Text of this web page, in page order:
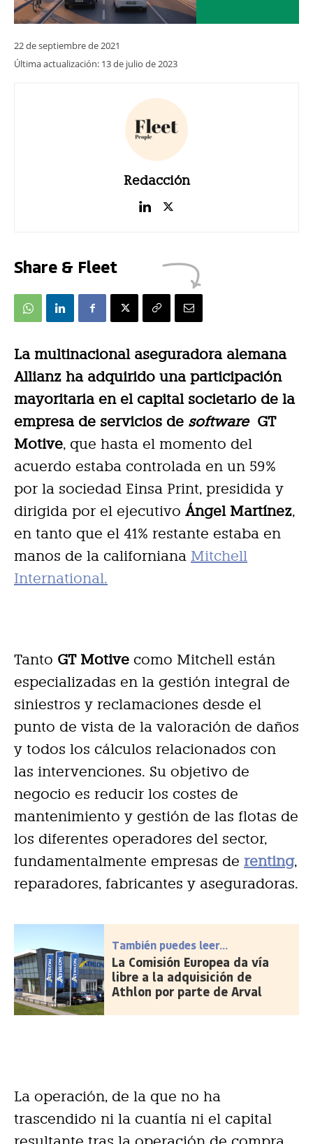
22 de septiembre de 2021
Última actualización: 13 de julio de 2023
Redacción
Share & Fleet
La multinacional aseguradora alemana
Allianz ha adquirido una participación
mayoritaria en el capital societario de la
empresa de servicios de softwareGT
Motive, que hasta el momento del
acuerdo estaba controlada en un 59%
por la sociedad Einsa Print, presidida y
dirigida por el ejecutivo Ángel Martínez,
en tanto que el 41% restante estaba en
manos de la californiana Mitchell
International.
Tanto GT Motive como Mitchell están
especializadas en la gestión integral de
siniestros y reclamaciones desde el
punto de vista de la valoración de daños
y todos los cálculos relacionados con
las intervenciones. Su objetivo de
negocio es reducir los costes de
mantenimiento y gestión de las flotas de
los diferentes operadores del sector,
fundamentalmente empresas de renting,
reparadores, fabricantes y aseguradoras.
También puedes leer...
La Comisión Europea da vía
libre a la adquisición de
Athlon por parte de Arval
La operación, de la que no ha
trascendido ni la cuantía ni el capital